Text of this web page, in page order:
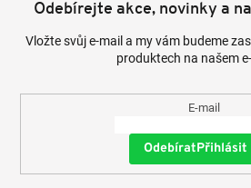
Odebírejte akce, novinky a
Vložte svůj e-mail a my vám budeme
produktech na našem
E-mail
Přihlásit